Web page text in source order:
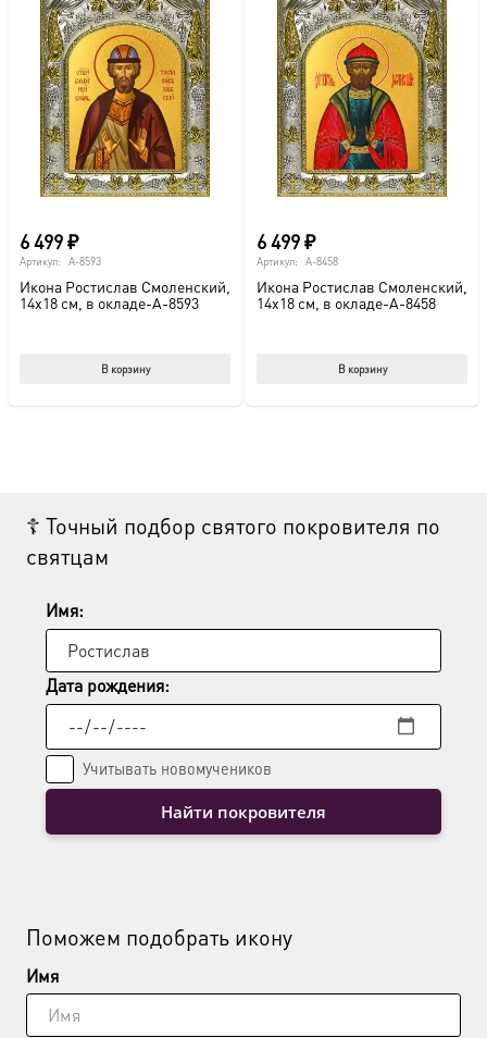
6 499₽
Артикул: A-8593
Икона Ростислав Смоленский,
14х18 см, в окладе-A-8593
В корзину
6 499₽
Артикул: A-8458
Икона Ростислав Смоленский,
14х18 см, в окладе-A-8458
В корзину
☦ Точный подбор святого покровителя по
святцам
Имя:
Дата рождения:
Учитывать новомучеников
Найти покровителя
Поможем подобрать икону
Имя